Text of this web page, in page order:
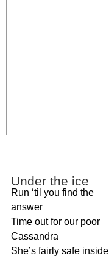
Under the ice
Run ‘til you find the
answer
Time out for our poor
Cassandra
She’s fairly safe inside